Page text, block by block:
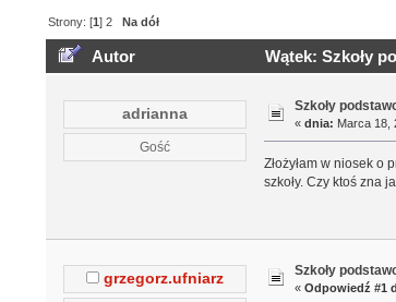
Strony: [1]2 Na dół
Autor Wątek: Szkoły
adrianna
Gość
Szkoły
«dnia: Marca 18,
Złożyłam w niosek
szkoły. Czy ktoś zna
grzegorz.ufniarz Szkoły
«Odpowiedź #1